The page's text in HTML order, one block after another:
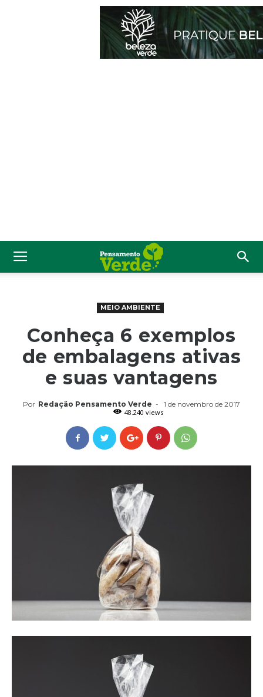
MEIO AMBIENTE
Conheça 6 exemplos
de embalagens ativas
e suas vantagens
Por Redação Pensamento Verde -
1 de novembro de 2017
48.240 views